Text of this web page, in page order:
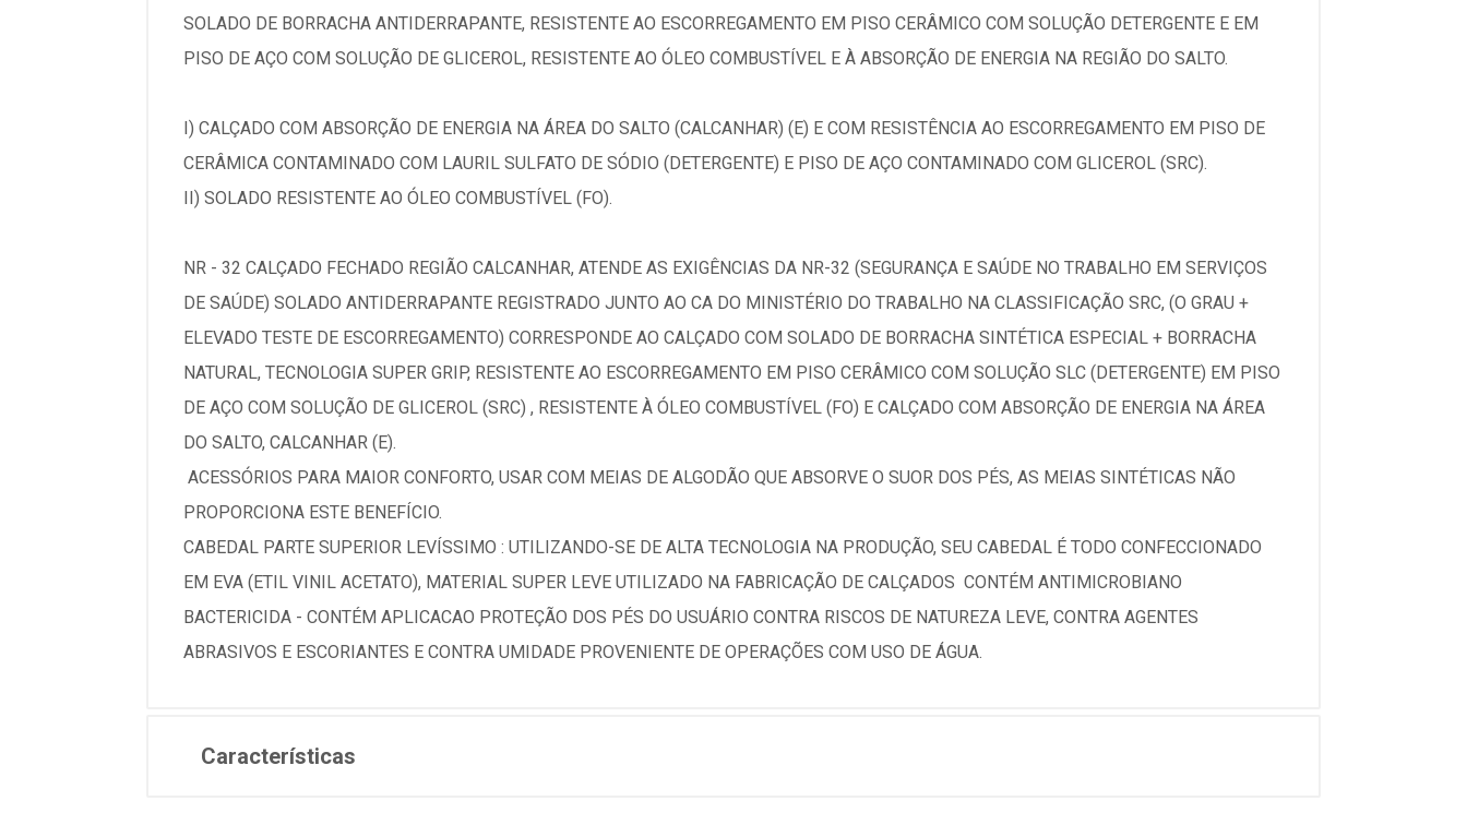
SOLADO DE BORRACHA ANTIDERRAPANTE, RESISTENTE AO ESCORREGAMENTO EM PISO CERÂMICO COM SOLUÇÃO DETERGENTE E EM
PISO DE AÇO COM SOLUÇÃO DE GLICEROL, RESISTENTE AO ÓLEO COMBUSTÍVEL E À ABSORÇÃO DE ENERGIA NA REGIÃO DO SALTO.
I) CALÇADO COM ABSORÇÃO DE ENERGIA NA ÁREA DO SALTO (CALCANHAR) (E) E COM RESISTÊNCIA AO ESCORREGAMENTO EM PISO DE
CERÂMICA CONTAMINADO COM LAURIL SULFATO DE SÓDIO (DETERGENTE) E PISO DE AÇO CONTAMINADO COM GLICEROL (SRC).
II) SOLADO RESISTENTE AO ÓLEO COMBUSTÍVEL (FO).
NR - 32 CALÇADO FECHADO REGIÃO CALCANHAR, ATENDE AS EXIGÊNCIAS DA NR-32 (SEGURANÇA E SAÚDE NO TRABALHO EM SERVIÇOS
DE SAÚDE) SOLADO ANTIDERRAPANTE REGISTRADO JUNTO AO CA DO MINISTÉRIO DO TRABALHO NA CLASSIFICAÇÃO SRC, (O GRAU +
ELEVADO TESTE DE ESCORREGAMENTO) CORRESPONDE AO CALÇADO COM SOLADO DE BORRACHA SINTÉTICA ESPECIAL + BORRACHA
NATURAL, TECNOLOGIA SUPER GRIP, RESISTENTE AO ESCORREGAMENTO EM PISO CERÂMICO COM SOLUÇÃO SLC (DETERGENTE) EM PISO
DE AÇO COM SOLUÇÃO DE GLICEROL (SRC) , RESISTENTE À ÓLEO COMBUSTÍVEL (FO) E CALÇADO COM ABSORÇÃO DE ENERGIA NA ÁREA
DO SALTO, CALCANHAR (E).
ACESSÓRIOS PARA MAIOR CONFORTO, USAR COM MEIAS DE ALGODÃO QUE ABSORVE O SUOR DOS PÉS, AS MEIAS SINTÉTICAS NÃO
PROPORCIONA ESTE BENEFÍCIO.
CABEDAL PARTE SUPERIOR LEVÍSSIMO : UTILIZANDO-SE DE ALTA TECNOLOGIA NA PRODUÇÃO, SEU CABEDAL É TODO CONFECCIONADO
EM EVA (ETIL VINIL ACETATO), MATERIAL SUPER LEVE UTILIZADO NA FABRICAÇÃO DE CALÇADOS CONTÉM ANTIMICROBIANO
BACTERICIDA - CONTÉM APLICACAO PROTEÇÃO DOS PÉS DO USUÁRIO CONTRA RISCOS DE NATUREZA LEVE, CONTRA AGENTES
ABRASIVOS E ESCORIANTES E CONTRA UMIDADE PROVENIENTE DE OPERAÇÕES COM USO DE ÁGUA.
Características